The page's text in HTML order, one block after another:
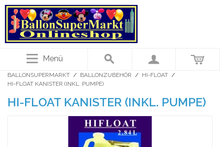
Menü
BALLONSUPERMARKT / BALLONZUBEHÖR / HI-FLOAT /
HI-FLOAT KANISTER (INKL. PUMPE)
HI-FLOAT KANISTER (INKL. PUMPE)